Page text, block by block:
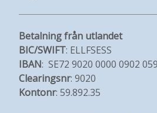
Betalning från utlandet
BIC/SWIFT: ELLFSESS
IBAN: SE72 9020 0000 0902
Clearingsnr: 9020
Kontonr: 59.892.35